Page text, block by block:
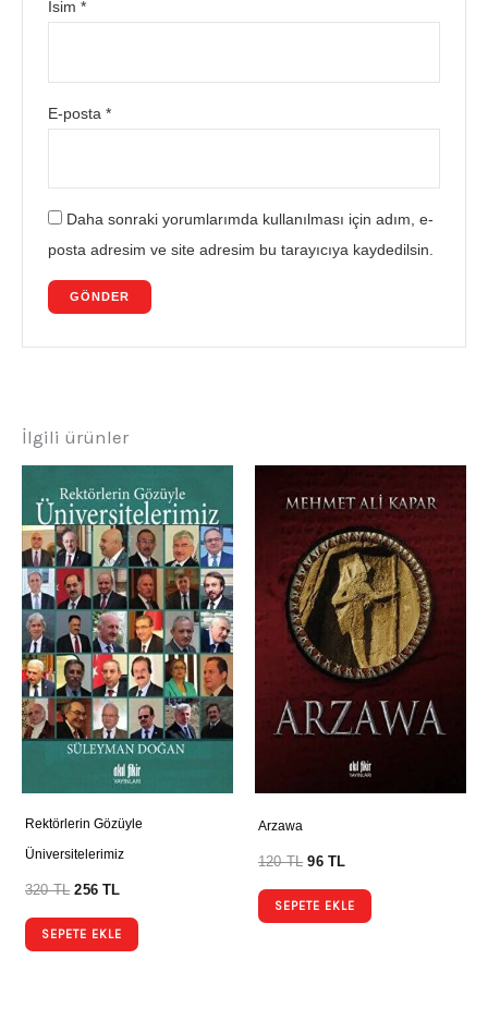
İsim*
E-posta*
Daha sonraki yorumlarımda kullanılması için adım, e-
posta adresim ve site adresim bu tarayıcıya kaydedilsin.
İlgili ürünler
Rektörlerin Gözüyle
Üniversitelerimiz
320TL 256TL
SEPETE EKLE
Arzawa
120TL 96TL
SEPETE EKLE